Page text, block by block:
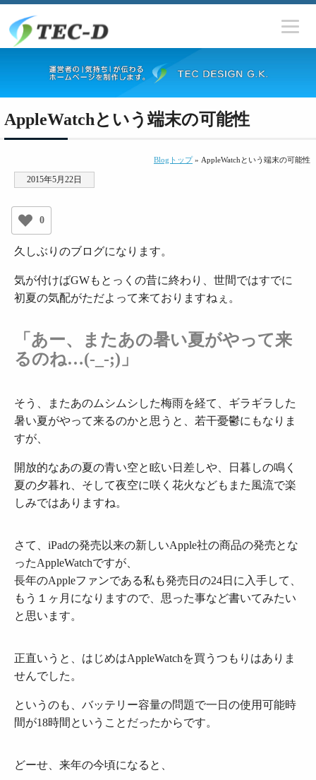
AppleWatchという端末の可能性
Blogトップ» AppleWatchという端末の可能性
2015年5月22日
0
久しぶりのブログになります。
気が付けばGWもとっくの昔に終わり、世間ではすでに
初夏の気配がただよって来ておりますねぇ。
「あー、またあの暑い夏がやって来
るのね…(-_-;)」
そう、またあのムシムシした梅雨を経て、ギラギラした
暑い夏がやって来るのかと思うと、若干憂鬱にもなりま
すが、
開放的なあの夏の青い空と眩い日差しや、日暮しの鳴く
夏の夕暮れ、そして夜空に咲く花火などもまた風流で楽
しみではありますね。
さて、iPadの発売以来の新しいApple社の商品の発売とな
ったAppleWatchですが、
長年のAppleファンである私も発売日の24日に入手して、
もう１ヶ月になりますので、思った事など書いてみたい
と思います。
正直いうと、はじめはAppleWatchを買うつもりはありま
せんでした。
というのも、バッテリー容量の問題で一日の使用可能時
間が18時間ということだったからです。
どーせ、来年の今頃になると、